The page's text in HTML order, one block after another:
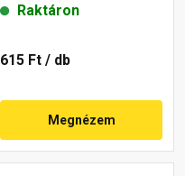
Raktáron
615 Ft / db
Megnézem